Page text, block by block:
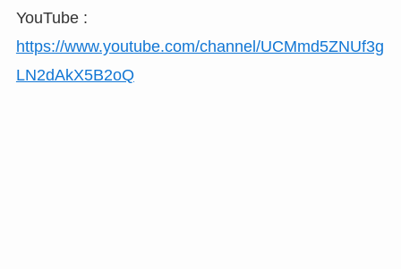
YouTube :
https://www.youtube.com/channel/UCMmd5ZNUf3g
LN2dAkX5B2oQ